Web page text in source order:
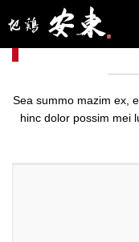
Sea summo mazim ex,
hinc dolor possim mei